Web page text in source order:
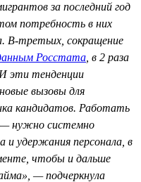
за последний год
потребность в них
В-третьих, сокращение
Росстата , в 2 раза
эти тенденции
вызовы для
кандидатов. Работать
— нужно системно
и удержания персонала, в
чтобы и дальше
— подчеркнула